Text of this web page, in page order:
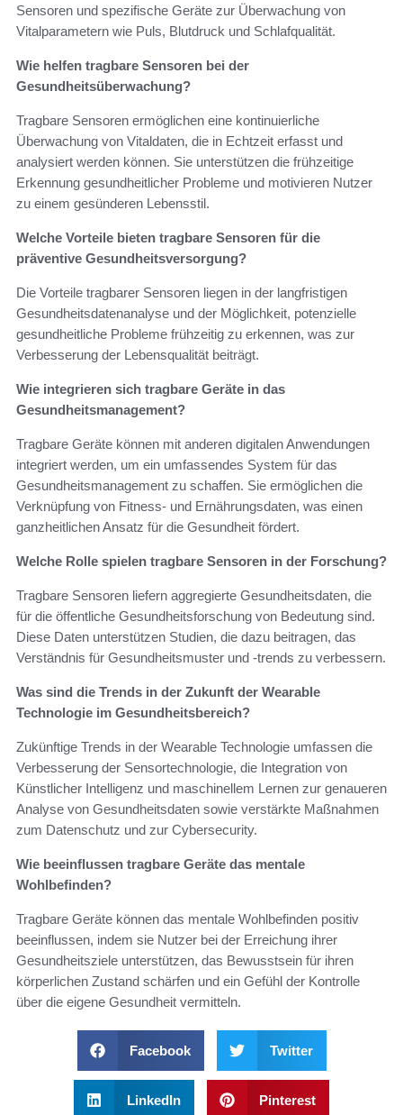
Sensoren und spezifische Geräte zur Überwachung von
Vitalparametern wie Puls, Blutdruck und Schlafqualität.
Wie helfen tragbare Sensoren bei der
Gesundheitsüberwachung?
Tragbare Sensoren ermöglichen eine kontinuierliche
Überwachung von Vitaldaten, die in Echtzeit erfasst und
analysiert werden können. Sie unterstützen die frühzeitige
Erkennung gesundheitlicher Probleme und motivieren Nutzer
zu einem gesünderen Lebensstil.
Welche Vorteile bieten tragbare Sensoren für die
präventive Gesundheitsversorgung?
Die Vorteile tragbarer Sensoren liegen in der langfristigen
Gesundheitsdatenanalyse und der Möglichkeit, potenzielle
gesundheitliche Probleme frühzeitig zu erkennen, was zur
Verbesserung der Lebensqualität beiträgt.
Wie integrieren sich tragbare Geräte in das
Gesundheitsmanagement?
Tragbare Geräte können mit anderen digitalen Anwendungen
integriert werden, um ein umfassendes System für das
Gesundheitsmanagement zu schaffen. Sie ermöglichen die
Verknüpfung von Fitness- und Ernährungsdaten, was einen
ganzheitlichen Ansatz für die Gesundheit fördert.
Welche Rolle spielen tragbare Sensoren in der Forschung?
Tragbare Sensoren liefern aggregierte Gesundheitsdaten, die
für die öffentliche Gesundheitsforschung von Bedeutung sind.
Diese Daten unterstützen Studien, die dazu beitragen, das
Verständnis für Gesundheitsmuster und -trends zu verbessern.
Was sind die Trends in der Zukunft der Wearable
Technologie im Gesundheitsbereich?
Zukünftige Trends in der Wearable Technologie umfassen die
Verbesserung der Sensortechnologie, die Integration von
Künstlicher Intelligenz und maschinellem Lernen zur genaueren
Analyse von Gesundheitsdaten sowie verstärkte Maßnahmen
zum Datenschutz und zur Cybersecurity.
Wie beeinflussen tragbare Geräte das mentale
Wohlbefinden?
Tragbare Geräte können das mentale Wohlbefinden positiv
beeinflussen, indem sie Nutzer bei der Erreichung ihrer
Gesundheitsziele unterstützen, das Bewusstsein für ihren
körperlichen Zustand schärfen und ein Gefühl der Kontrolle
über die eigene Gesundheit vermitteln.
Facebook Twitter
LinkedIn Pinterest